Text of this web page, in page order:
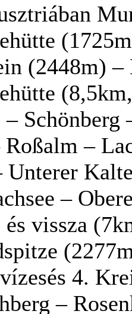
(2448m)
Schönberg
–
Unterer
–
vissza
4.
–